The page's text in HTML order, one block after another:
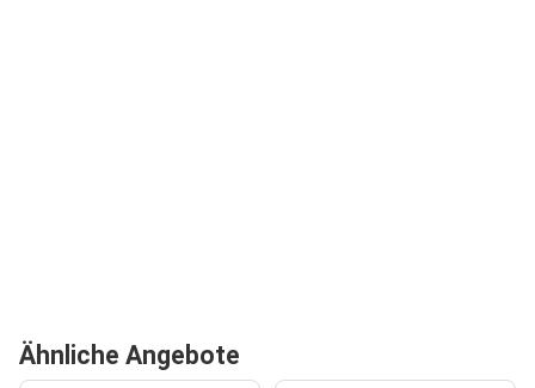
Ähnliche Angebote